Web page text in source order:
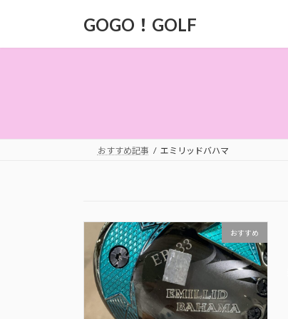
GOGO！GOLF
おすすめ記事 エミリッドバハマ
おすすめ